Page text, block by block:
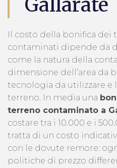
Gallarate
Il costo della bonifica dei
contaminati dipende da
come la natura della
dimensione dell’area da
tecnologia da utilizzare e
terreno. In media una
terreno contaminato a
costare tra i 10.000 e i
tratta di un costo
con le dovute remore:
politiche di prezzo